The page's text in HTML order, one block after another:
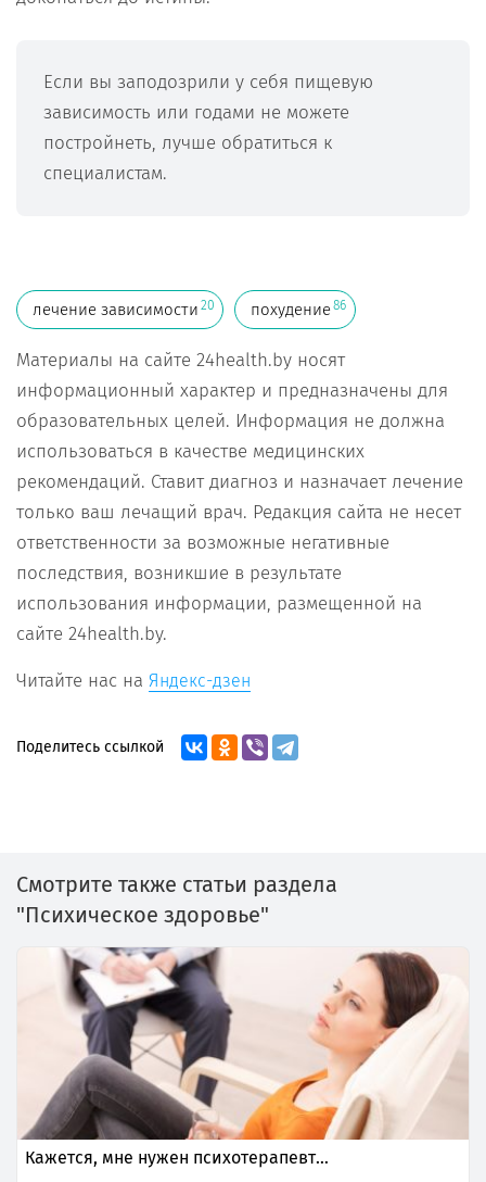
Если вы заподозрили у себя пищевую
зависимость или годами не можете
постройнеть, лучше обратиться к
специалистам.
лечение зависимости 20 похудение86
Материалы на сайте 24health.by носят
информационный характер и предназначены для
образовательных целей. Информация не должна
использоваться в качестве медицинских
рекомендаций. Ставит диагноз и назначает лечение
только ваш лечащий врач. Редакция сайта не несет
ответственности за возможные негативные
последствия, возникшие в результате
использования информации, размещенной на
сайте 24health.by.
Читайте нас на Яндекс-дзен
Поделитесь ссылкой
Смотрите также статьи раздела
"Психическое здоровье"
Кажется, мне нужен психотерапевт…